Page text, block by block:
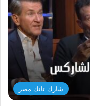
شارك تانك مصر